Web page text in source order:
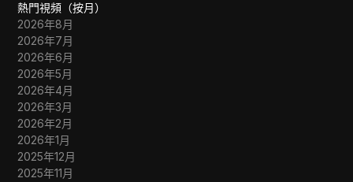
熱門視頻（按月）
2026年8月
2026年7月
2026年6月
2026年5月
2026年4月
2026年3月
2026年2月
2026年1月
2025年12月
2025年11月